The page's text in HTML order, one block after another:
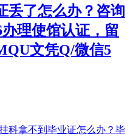
丢了怎么办？咨询
办理使馆认证，留
文凭Q/微信5